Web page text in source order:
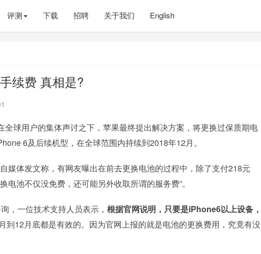
评测 下载 招聘 关于我们 English
续费 真相是?
全球用户的集体声讨之下，苹果最终提出解决方案，将更换过保质期电
6及后续机型，在全球范围内持续到2018年12月。
媒体发文称，有网友曝出在前去更换电池的过程中，除了支付218元
电池不仅没免费，还可能另外收取所谓的服务费”。
，一位技术支持人员表示， 根据官网说明，只要是iPhone6以上设备，
到12月底都是有效的。因为官网上报的就是电池的更换费用，究竟有没